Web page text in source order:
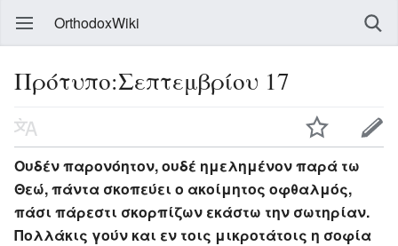
OrthodoxWiki
Πρότυπο:Σεπτεμβρίου 17
Ουδέν παρονόητον, ουδέ ημελημένον παρά τω
Θεώ, πάντα σκοπεύει ο ακοίμητος οφθαλμός,
πάσι πάρεστι σκορπίζων εκάστω την σωτηρίαν.
Πολλάκις γούν και εν τοις μικροτάτοις η σοφία